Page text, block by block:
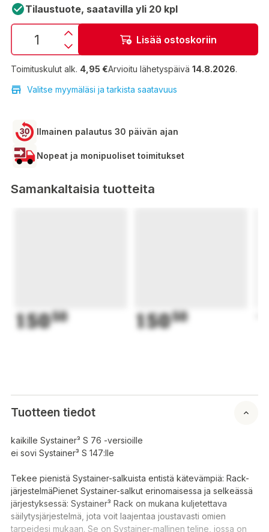
Tilaustuote, saatavilla yli 20 kpl
Lisää ostoskoriin
Toimituskulut alk. 4,95 €Arvioitu lähetyspäivä 14.8.2026.
Valitse myymäläsi ja tarkista saatavuus
Ilmainen palautus 30 päivän ajan
Nopeat ja monipuoliset toimitukset
Samankaltaisia tuotteita
15050 15050
Tuotteen tiedot
kaikille Systainer³ S 76 -versioille
ei sovi Systainer³ S 147:lle
Tekee pienistä Systainer-salkuista entistä kätevämpiä: Rack-
järjestelmäPienet Systainer-salkut erinomaisessa ja selkeässä
järjestyksessä: Systainer³ Rack on mukana kuljetettava
säilytysjärjestelmä, jota voit laajentaa joustavasti omien
tarpeidesi mukaan. Se on Systainer-mallinen teline, jossa on